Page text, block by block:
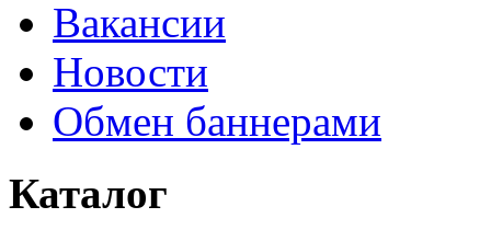
Вакансии
Новости
Обмен баннерами
Каталог